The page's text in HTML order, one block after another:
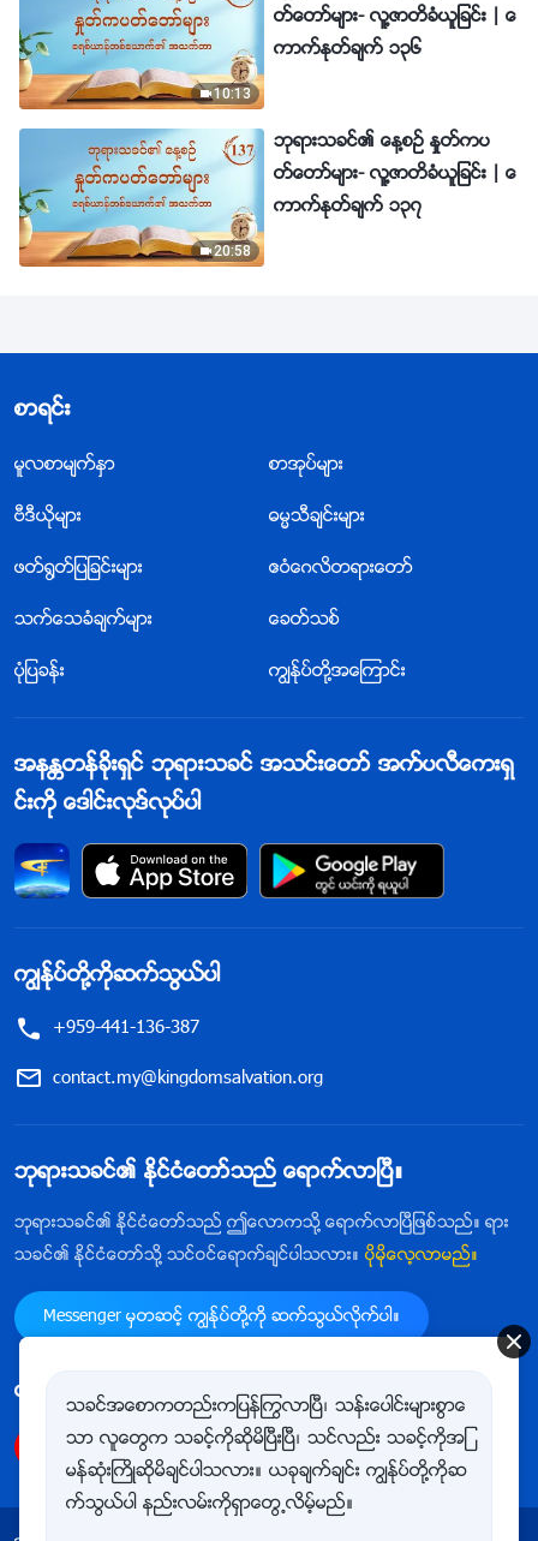
10:13
တ္ေတာ္မ်ား- လူ႔ဇာတိခံယူျခင္း | ေ
ကာက္ႏုတ္ခ်က္ ၁၃၆
20:58
ဘုရားသခင္၏ ေန႔စဥ္ ႏႈတ္ကပ
တ္ေတာ္မ်ား- လူ႔ဇာတိခံယူျခင္း | ေ
ကာက္ႏုတ္ခ်က္ ၁၃၇
စာရင္း
မူလစာမ်က္ႏွာ စာအုပ္မ်ား
ဗီဒီယိုမ်ား ဓမၼသီခ်င္းမ်ား
ဖတ္႐ြတ္ျပျခင္းမ်ား ဧဝံေဂလိတရားေတာ္
သက္ေသခံခ်က္မ်ား ေခတ္သစ္
ပုံျပခန္း ကြၽန္ုပ္တို႔အေၾကာင္း
အနႏၲတန္ခိုးရွင္ ဘုရားသခင္ အသင္းေတာ္ အက္ပလီေကးရွ
င္းကို ေဒါင္းလုဒ္လုပ္ပါ
ကြၽန္ုပ္တို႔ကိုဆက္သြယ္ပါ
+959-441-136-387
contact.my@kingdomsalvation.org
ဘုရားသခင္၏ ႏိုင္ငံေတာ္သည္ ေရာက္လာၿပီ။
ဘုရားသခင္၏ ႏိုင္ငံေတာ္သည္ ဤေလာကသို႔ ေရာက္လာၿပီျဖစ္သည္။ ရား
သခင္၏ ႏိုင္ငံေတာ္သို႔ သင္ဝင္ေရာက္ခ်င္ပါသလား။ ပိုမိုေလ့လာမည္။
Messenger မွတဆင့္ ကြၽန္ုပ္တို႔ကို ဆက္သြယ္လိုက္ပါ။
ကြၽန္ုပ္တို႔ကို follow ျပဳလုပ္ရန္
သခင္အေစာကတည္းကျပန္ႂကြလာၿပီ၊ သန္းေပါင္းမ်ားစြာေ
သာ လူေတြက သခင့္ကိုဆိုမိၿပီးၿပီ၊ သင္လည္း သခင့္ကိုအျ
မန္ဆုံးႀကိဳဆိုမိခ်င္ပါသလား။ ယခုခ်က္ခ်င္း ကြၽန္ုပ္တို႔ကိုဆ
က္သြယ္ပါ နည္းလမ္းကိုရွာေတြ႕လိမ့္မည္။